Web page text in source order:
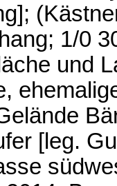
1/0
und
[leg.